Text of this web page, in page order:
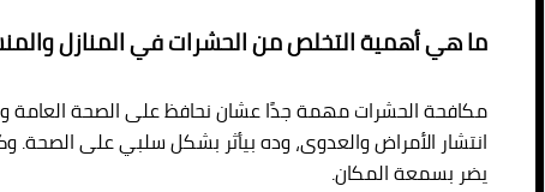
ما هي أهمية التخلص من الحشرات في المنازل
مكافحة الحشرات مهمة جدًا عشان نحافظ على الصحة العامة
انتشار الأمراض والعدوى، وده بيأثر بشكل سلبي على الصحة.
يضر بسمعة المكان.